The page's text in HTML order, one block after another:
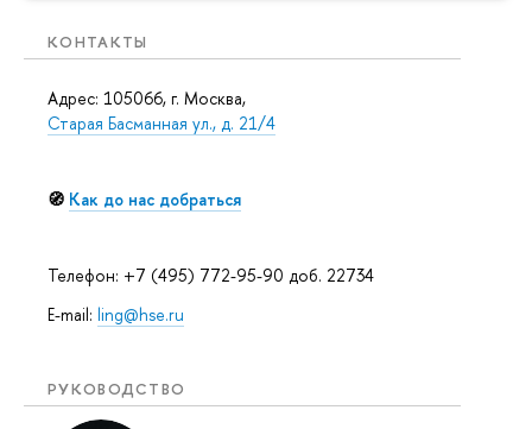
КОНТАКТЫ
Адрес: 105066, г. Москва,
Старая Басманная ул., д. 21/4
🧭 Как до нас добраться
Телефон: +7 (495) 772-95-90 доб. 22734
E-mail: ling@hse.ru
РУКОВОДСТВО